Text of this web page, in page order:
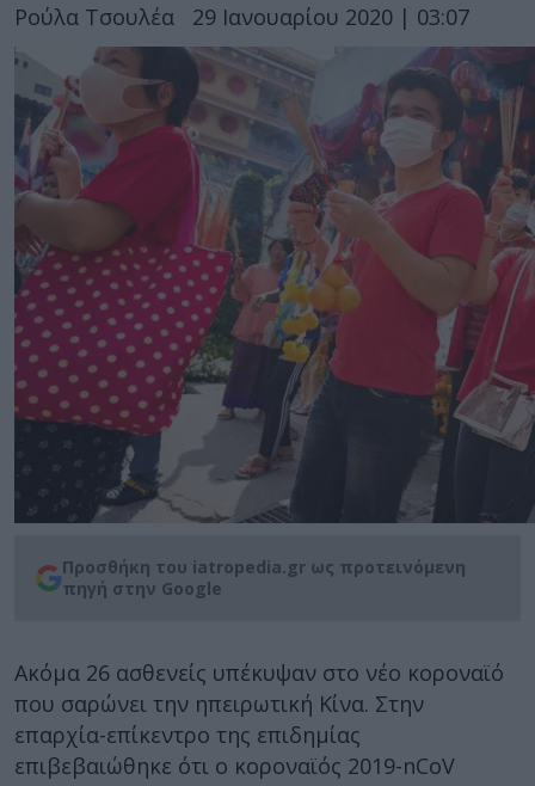
Ρούλα Τσουλέα 29 Ιανουαρίου 2020 | 03:07
Προσθήκη του iatropedia.gr ως προτεινόμενη
πηγή στην Google
Ακόμα 26 ασθενείς υπέκυψαν στο νέο κοροναϊό
που σαρώνει την ηπειρωτική Κίνα. Στην
επαρχία-επίκεντρο της επιδημίας
επιβεβαιώθηκε ότι ο κοροναϊός 2019-nCoV